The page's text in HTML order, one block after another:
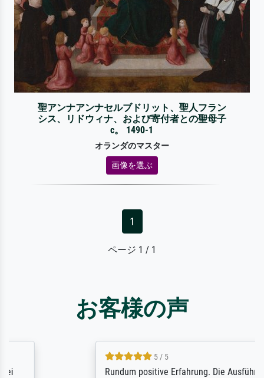
聖アンナアンナセルブドリット、聖人フラン
シス、リドウィナ、および寄付者との聖母子
c。 1490-1
オランダのマスター
画像を選ぶ
1
ページ 1 / 1
お客様の声
5 / 5
Rundum positive Erfahrung. Die Ausführung